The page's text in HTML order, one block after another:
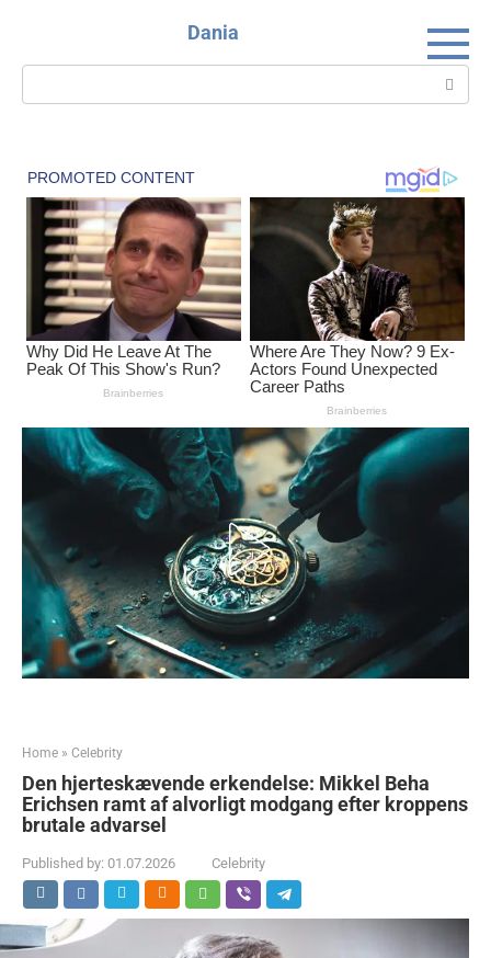
Dania
Search:
Home » Celebrity
Den hjerteskævende erkendelse: Mikkel Beha
Erichsen ramt af alvorligt modgang efter kroppens
brutale advarsel
Published by: 01.07.2026 Celebrity